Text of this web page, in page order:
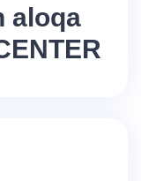
aloqa